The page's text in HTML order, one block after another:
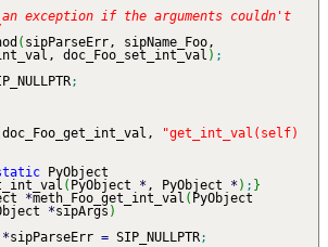
exception if the arguments couldn't
( sipParseErr, sipName_Foo,
doc_Foo_set_int_val ) ;
;
doc_Foo_get_int_val,
"get_int_val(self)
PyObject
( PyObject * , PyObject * ) ; }
*meth_Foo_get_int_val ( PyObject
*sipArgs )
*sipParseErr = SIP_NULLPTR;